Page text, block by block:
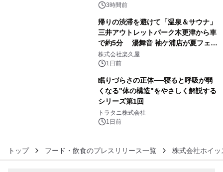
3時間前
帰りの渋滞を避けて「温泉＆サウナ」
三井アウトレットパーク木更津から車
で約5分 湯舞音 袖ケ浦店が夏フェア
メニューを提供
株式会社楽久屋
1日前
眠りづらさの正体──寝ると呼吸が弱
くなる"体の構造"をやさしく解説する
シリーズ第1回
トラタニ株式会社
1日前
トップ フード・飲食のプレスリリース一覧 株式会社ホイッ